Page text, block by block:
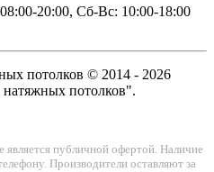
20:00, Сб-Вс: 10:00-18:00
потолков © 2014 - 2026
потолков".
публичной офертой. Наличие
Производители оставляют за